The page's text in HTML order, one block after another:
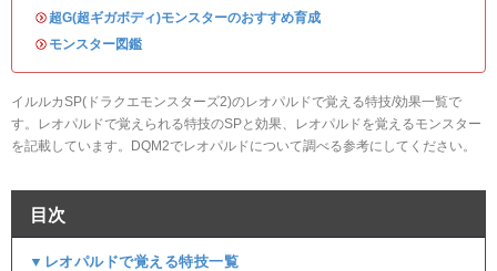
・超G(超ギガボディ)モンスターのおすすめ育成
・ モンスター図鑑
イルルカSP(ドラクエモンスターズ2)のレオパルドで覚える特技/効果一覧で
す。レオパルドで覚えられる特技のSPと効果、レオパルドを覚えるモンスター
を記載しています。DQM2でレオパルドについて調べる参考にしてください。
目次
▼レオパルドで覚える特技一覧